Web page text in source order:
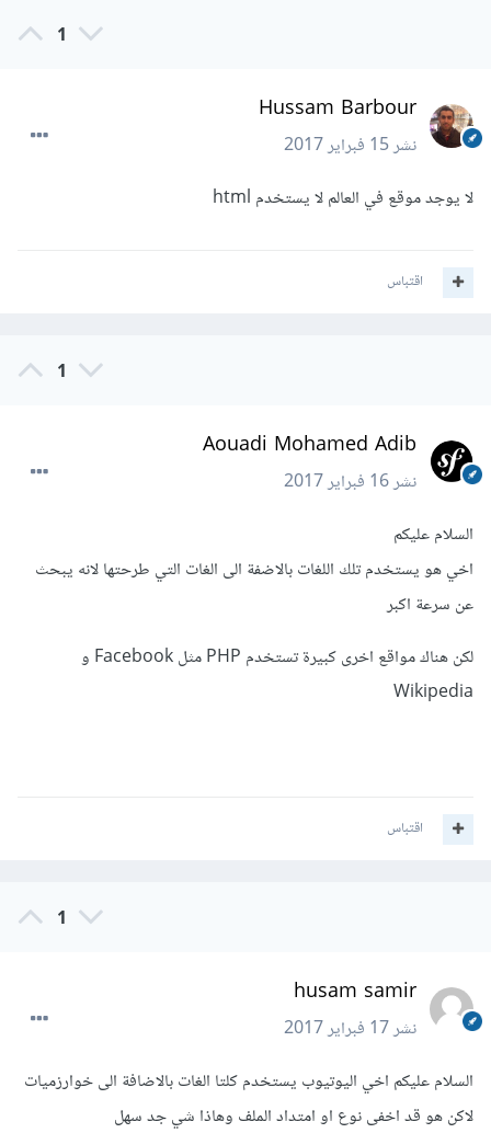
1
Hussam Barbour
نشر15 فبراير 2017
لا يوجد موقع في العالم لا يستخدم html
اقتباس
1
Aouadi Mohamed Adib
نشر16 فبراير 2017
السلام عليكم
اخي هو يستخدم تلك اللغات بالاضفة الى الغات التي طرحتها لانه يبحث
عن سرعة اكبر
لكن هناك مواقع اخرى كبيرة تستخدم PHP مثل Facebook و
Wikipedia
اقتباس
1
husam samir
نشر17 فبراير 2017
السلام عليكم اخي اليوتيوب يستخدم كلتا الغات بالاضافة الى خوارزميات
لاكن هو قد اخفى نوع او امتداد الملف وهاذا شي جد سهل